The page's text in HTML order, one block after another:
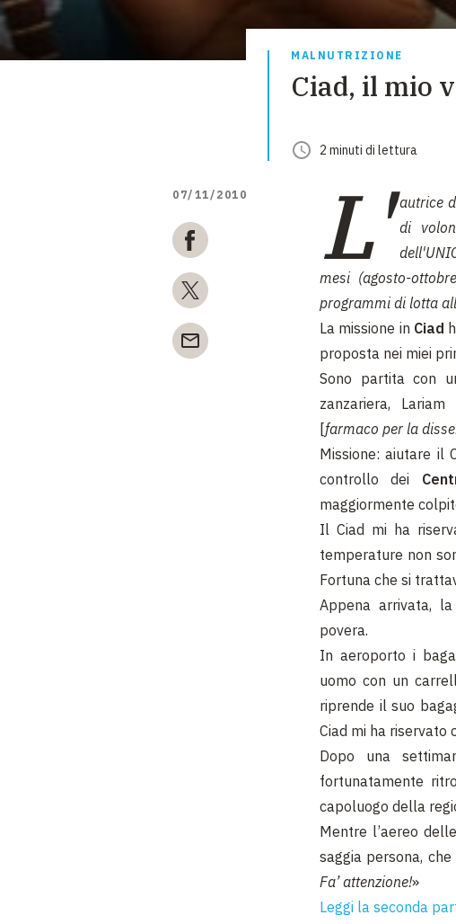
MALNUTRIZIONE
Ciad, il mio
2 minuti di lettura
07/11/2010 L' autrice
di
mesi (agosto-
programmi di lotta
La missione in Ciad
proposta nei miei
Sono partita con
zanzariera, Lariam
[farmaco per la
Missione: aiutare il
controllo dei
maggiormente
Il Ciad mi ha
temperature non
Fortuna che si
Appena arrivata,
povera.
In aeroporto i
uomo con un
riprende il suo
Ciad mi ha riservato
Dopo una
fortunatamente
capoluogo della
Mentre l’aereo
saggia persona,
Fa’ attenzione!»
Leggi la seconda